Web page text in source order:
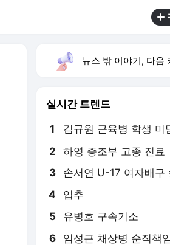
뉴스 밖 이야기, 다음 커뮤
실시간 트렌드
1 김규원 근육병 학생 미
2 하영 증조부 고종 진료
3 손서연 U-17 여자배구
4 입추
5 유병호 구속기소
6 임성근 채상병 순직책